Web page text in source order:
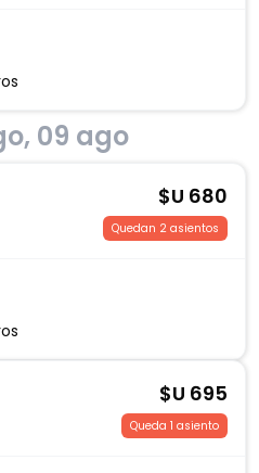
09 ago
$U 680
Quedan 2 asientos
$U 695
Queda 1 asiento